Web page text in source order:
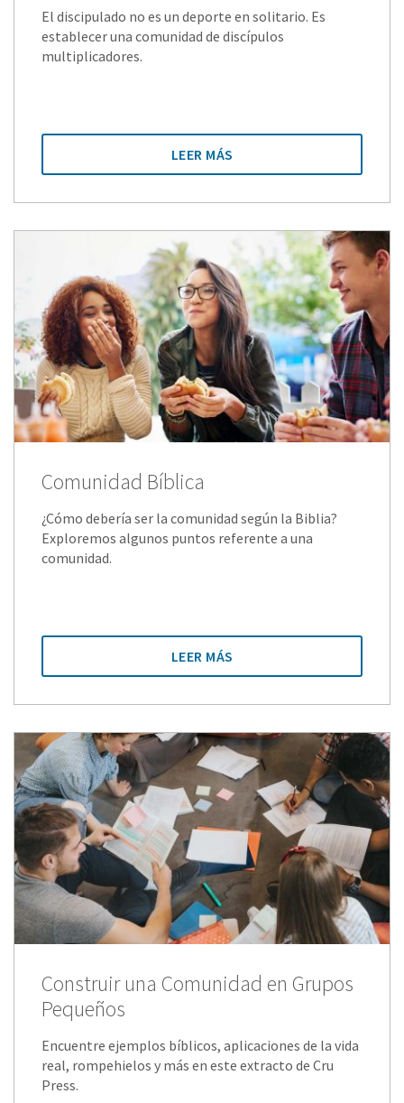
El discipulado no es un deporte en solitario. Es
establecer una comunidad de discípulos
multiplicadores.
LEER MÁS
Comunidad Bíblica
¿Cómo debería ser la comunidad según la Biblia?
Exploremos algunos puntos referente a una
comunidad.
LEER MÁS
Construir una Comunidad en Grupos
Pequeños
Encuentre ejemplos bíblicos, aplicaciones de la vida
real, rompehielos y más en este extracto de Cru
Press.